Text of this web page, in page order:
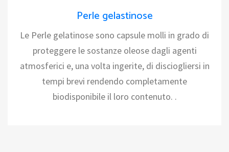
Perle gelastinose
Le Perle gelatinose sono capsule molli in grado di
proteggere le sostanze oleose dagli agenti
atmosferici e, una volta ingerite, di disciogliersi in
tempi brevi rendendo completamente
biodisponibile il loro contenuto. .